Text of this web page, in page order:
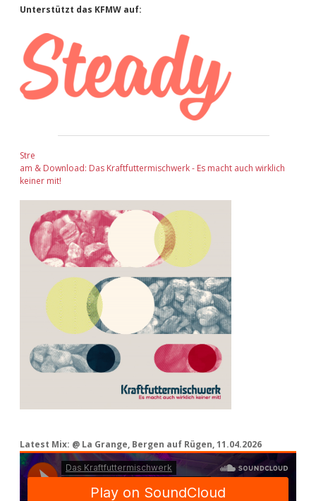
Sidebar
Unterstützt das KFMW auf:
Stre
am & Download: Das Kraftfuttermischwerk - Es macht auch wirklich
keiner mit!
Latest Mix: @ La Grange, Bergen auf Rügen, 11.04.2026